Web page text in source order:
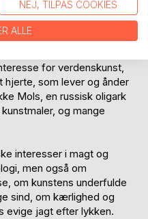
som skænker beskueren
for verdenskunst,
som lever og ånder
Mols, en russisk oligark
og mange
interesser i magt og
men også om
om kunstens underfulde
sind, om kærlighed og
evige jagt efter lykken.
NEJ, TILPAS COOKIES
ALLE